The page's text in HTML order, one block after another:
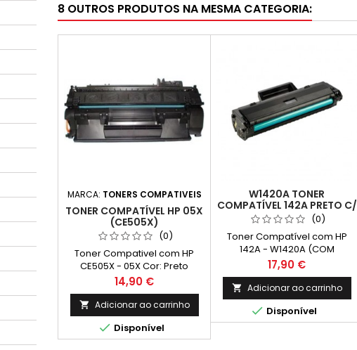
8 OUTROS PRODUTOS NA MESMA CATEGORIA:
MARCA: TONERS COMPATIVEIS
TONER COMPATÍVEL HP 05X
(CE505X)
(0)
Toner Compativel com HP
CE505X - 05X Cor: Preto
Rendimento Médio: 6500
Páginas* *(Média com base
na norma ISO/IEC 24711 e
impressão contínua. O
rendimento real varia
consideravelmente com base
Preço
14,90 €
 Adicionar ao carrinho
 Disponível
W1420A TONER
COMPATÍVEL 142A PRETO C/
CHIP (NÃO USAR EM HP+)
(0)
Toner Compatível com HP
142A - W1420A (COM
CHIP)* (Não usar em HP+)
*Pronto a usar Cor: Preto
Rendimento Médio: 950
Páginas*
Preço
17,90 €
 Adicionar ao carrinho
 Disponível